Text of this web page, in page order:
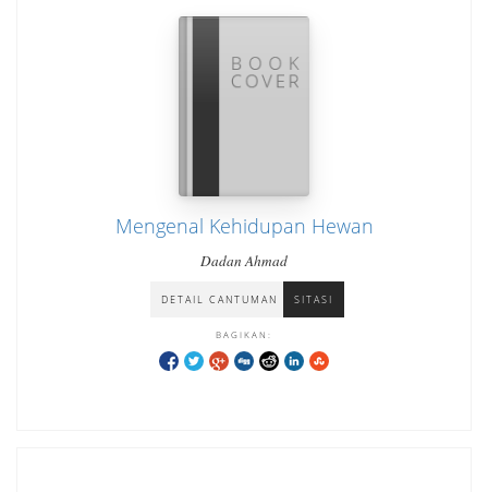
Mengenal Kehidupan Hewan
Dadan Ahmad
DETAIL CANTUMAN SITASI
BAGIKAN: